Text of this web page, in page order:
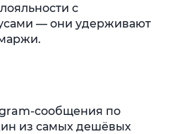
с
— они удерживают
сообщения по
из самых дешёвых